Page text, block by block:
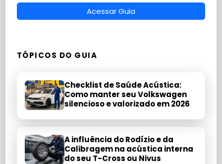
Acessar Guia
TÓPICOS DO GUIA
Checklist de Saúde Acústica:
Como manter seu Volkswagen
silencioso e valorizado em 2026
A influência do Rodízio e da
Calibragem na acústica interna
do seu T-Cross ou Nivus